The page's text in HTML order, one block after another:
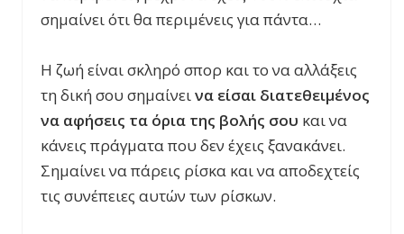
σημαίνει ότι θα περιμένεις για πάντα…
Η ζωή είναι σκληρό σπορ και το να αλλάξεις
τη δική σου σημαίνεινα είσαι διατεθειμένος
να αφήσεις τα όρια της βολής σου και να
κάνεις πράγματα που δεν έχεις ξανακάνει.
Σημαίνει να πάρεις ρίσκα και να αποδεχτείς
τις συνέπειες αυτών των ρίσκων.